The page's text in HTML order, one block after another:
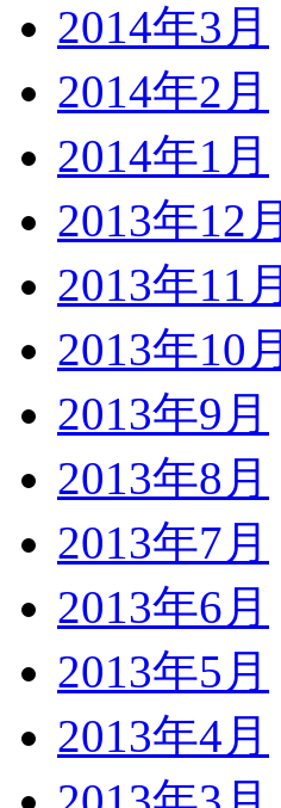
2014年3月
2014年2月
2014年1月
2013年12月
2013年11月
2013年10月
2013年9月
2013年8月
2013年7月
2013年6月
2013年5月
2013年4月